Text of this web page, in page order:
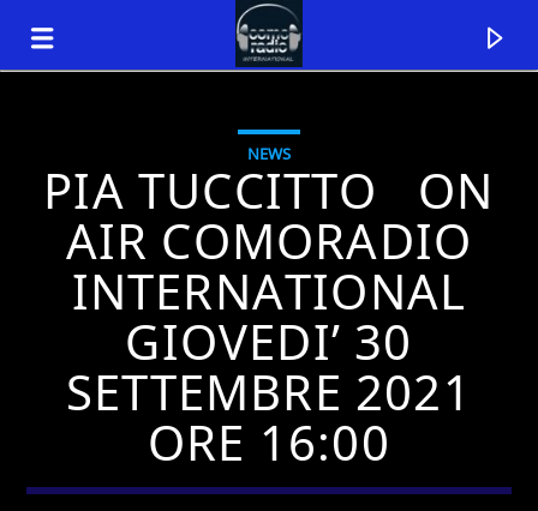
Traccia corrente
Titolo
NEWS
PIA TUCCITTO ON
AIR COMORADIO
INTERNATIONAL
GIOVEDI’ 30
SETTEMBRE 2021
ORE 16:00